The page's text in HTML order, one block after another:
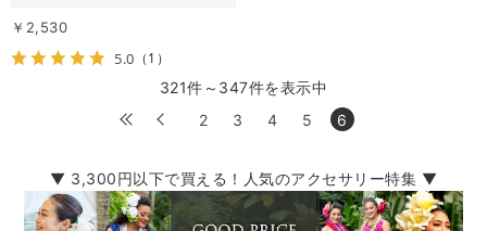
￥2,530
5.0 （1）
321件～347件を表示中
2
3 4 5 6
▼ 3,300円以下で買える！人気のアクセサリー特集 ▼